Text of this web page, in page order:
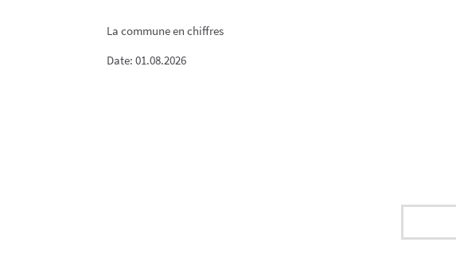
La commune en chiffres
Date: 01.08.2026